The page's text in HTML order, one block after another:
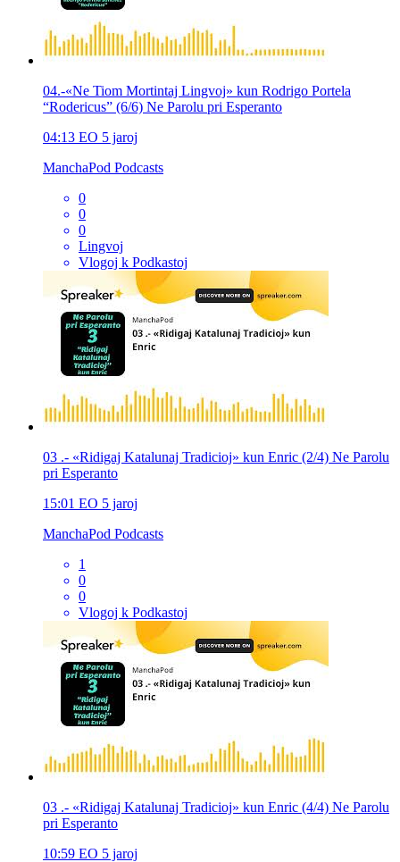
04.-«Ne Tiom Mortintaj Lingvoj» kun Rodrigo Portela
“Rodericus” (6/6) Ne Parolu pri Esperanto
04:13 EO 5 jaroj
ManchaPod Podcasts
0
0
0
Lingvoj
Vlogoj k Podkastoj
03 .- «Ridigaj Katalunaj Tradicioj» kun Enric (2/4) Ne Parolu
pri Esperanto
15:01 EO 5 jaroj
ManchaPod Podcasts
1
0
0
Vlogoj k Podkastoj
03 .- «Ridigaj Katalunaj Tradicioj» kun Enric (4/4) Ne Parolu
pri Esperanto
10:59 EO 5 jaroj